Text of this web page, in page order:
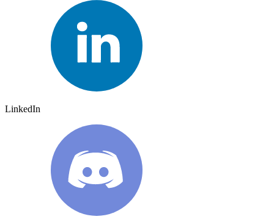
LinkedIn